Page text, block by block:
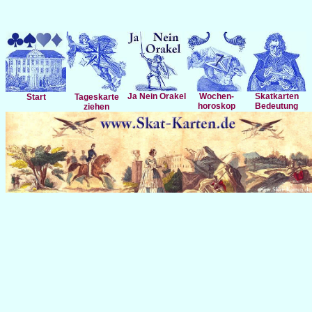
Start
Tageskarte
ziehen
Ja Nein Orakel
Wochen-
horoskop
Skatkarten
Bedeutung